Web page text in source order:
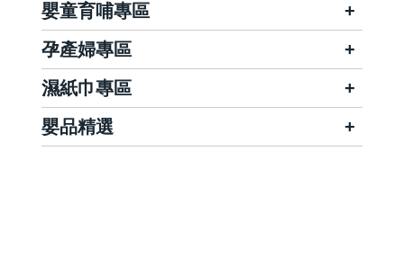
嬰童育哺專區
孕產婦專區
濕紙巾專區
嬰品精選